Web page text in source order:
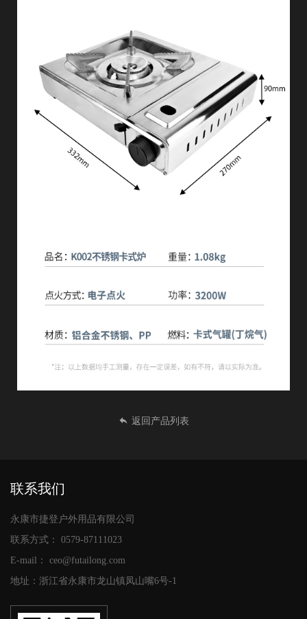
返回产品列表
联系我们
永康市捷登户外用品有限公司
联系方式：
0579-87111023
E-mail：
ceo@futailong.com
地址：浙江省永康市龙山镇凤山嘴6号-1